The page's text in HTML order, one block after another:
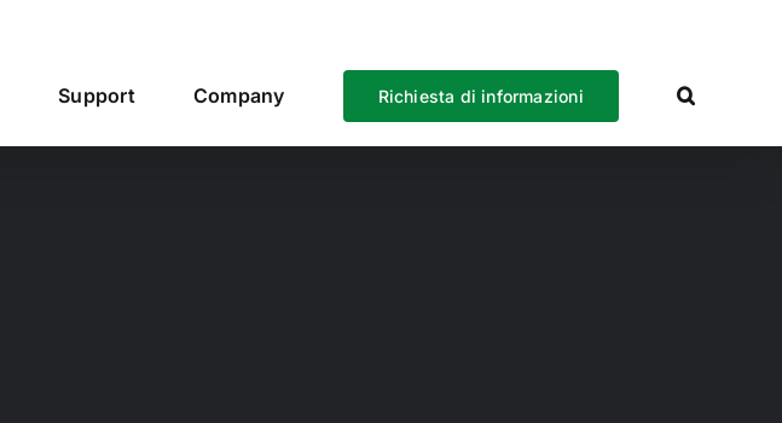
Support Company Richiesta di informazioni